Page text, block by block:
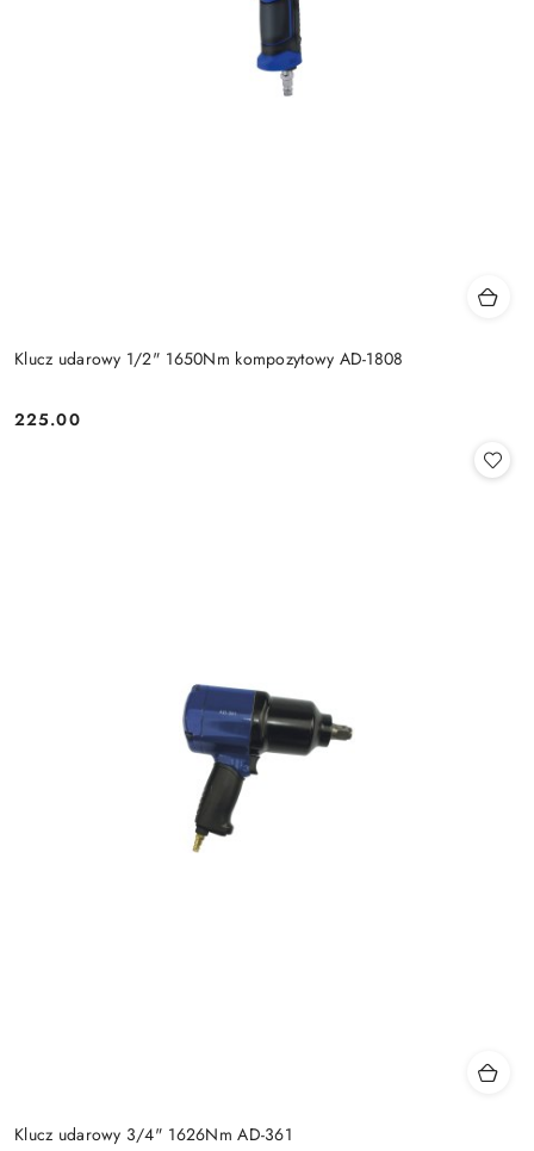
Klucz udarowy 1/2" 1650Nm kompozytowy AD-1808
Cena:
225.00
Klucz udarowy 3/4" 1626Nm AD-361